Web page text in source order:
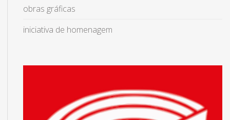
obras gráficas
iniciativa de homenagem